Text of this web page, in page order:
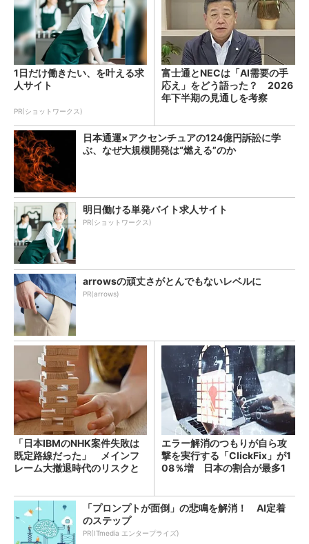
1日だけ働きたい、を叶える求
人サイト
PR(ショットワークス)
富士通とNECは「AI需要の手
応え」をどう語った？ 2026
年下半期の見通しを考察
日本通運×アクセンチュアの124億円訴訟に学
ぶ、なぜ大規模開発は“燃える”のか
明日働ける単発バイト求人サイト
PR(ショットワークス)
arrowsの頑丈さがとんでもないレベルに
PR(arrows)
「日本IBMのNHK案件失敗は
既定路線だった」 メインフ
レーム大撤退時代のリスクと
エラー解消のつもりが自ら攻
撃を実行する「ClickFix」が1
08％増 日本の割合が最多1
「プロンプトが面倒」の悲鳴を解消！ AI定着
のステップ
PR(ITmedia エンタープライズ)